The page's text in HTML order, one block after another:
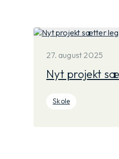
27. august 2025
Nyt projekt
Skole